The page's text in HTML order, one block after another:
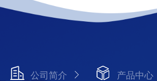
公司简介 产品中心